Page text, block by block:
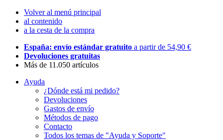
Volver al menú principal
al contenido
a la cesta de la compra
España: envío estándar gratuito a partir de 54,90 €
Devoluciones gratuitas
Más de 11.050 artículos
Ayuda
¿Dónde está mi pedido?
Devoluciones
Gastos de envío
Métodos de pago
Contacto
Todos los temas de "Ayuda y Soporte"